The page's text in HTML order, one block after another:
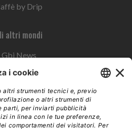
by Drip
altri mondi
Gbi News
il gruppo
Edizioni